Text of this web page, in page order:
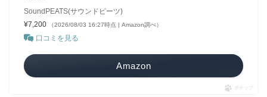
SoundPEATS(サウンドピーツ)
¥7,200
（2026/08/03 16:27時点 | Amazon調べ）
口コミを見る
Amazon
ポチップ